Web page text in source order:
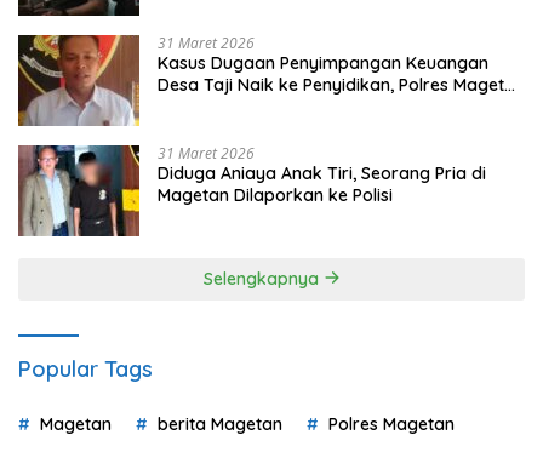
31 Maret 2026
Kasus Dugaan Penyimpangan Keuangan
Desa Taji Naik ke Penyidikan, Polres Magetan
31 Maret 2026
Diduga Aniaya Anak Tiri, Seorang Pria di
Magetan Dilaporkan ke Polisi
Selengkapnya
Popular Tags
Magetan berita Magetan Polres Magetan